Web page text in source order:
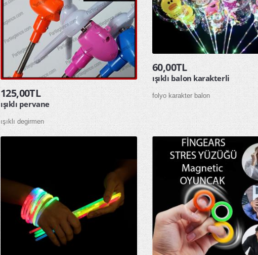
125,00TL
ışıklı pervane
ışıklı degirmen
60,00TL
ışıklı balon karakterli
folyo karakter balon